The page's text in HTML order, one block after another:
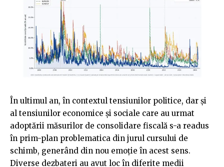
În ultimul an, în contextul tensiunilor politice, dar și
al tensiunilor economice și sociale care au urmat
adoptării măsurilor de consolidare fiscală s-a readus
în prim-plan problematica din jurul cursului de
schimb, generând din nou emoție în acest sens.
Diverse dezbateri au avut loc în diferite medii